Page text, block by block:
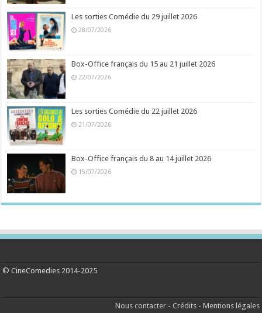
Les sorties Comédie du 29 juillet 2026
28/07/2026
Box-Office français du 15 au 21 juillet 2026
22/07/2026
Les sorties Comédie du 22 juillet 2026
21/07/2026
Box-Office français du 8 au 14 juillet 2026
15/07/2026
© CineComedies 2014-2025
Nous contacter- Crédits- Mentions légales